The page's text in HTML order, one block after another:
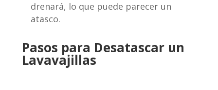
drenará, lo que puede parecer un
atasco.
Pasos para Desatascar un
Lavavajillas